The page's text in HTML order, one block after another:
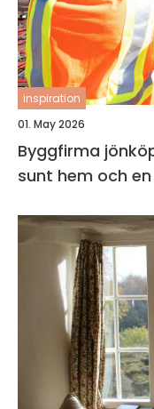
inspiration
01. May 2026
Byggfirma jönköping
sunt hem och